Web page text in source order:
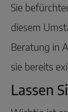
Sie
diesem
Beratung in
sie bereits
Lassen